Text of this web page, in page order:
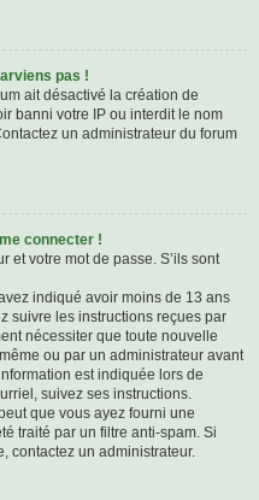
pas !
ait désactivé la création de
banni votre IP ou interdit le nom
un administrateur du forum
connecter !
et votre mot de passe. S’ils sont
indiqué avoir moins de 13 ans
suivre les instructions reçues par
nécessiter que toute nouvelle
ou par un administrateur avant
est indiquée lors de
suivez ses instructions.
que vous ayez fourni une
traité par un filtre anti-spam. Si
contactez un administrateur.